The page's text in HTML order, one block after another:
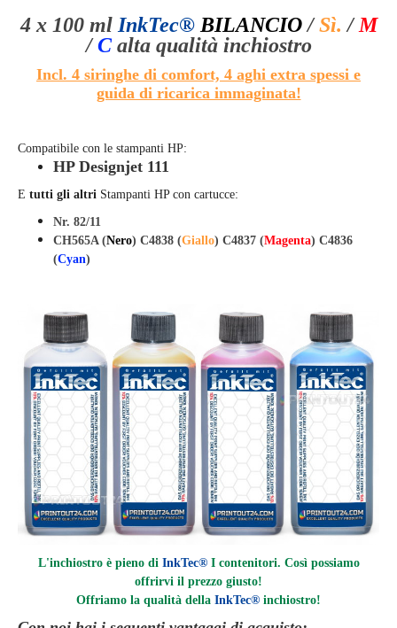
4 x 100 ml InkTec® BILANCIO/Sì. /M
/Calta qualità inchiostro
Incl. 4 siringhe di comfort, 4 aghi extra spessi e
guida di ricarica immaginata!
Compatibile con le stampanti HP:
HP Designjet 111
E tutti gli altri Stampanti HP con cartucce:
Nr. 82/11
CH565A (Nero) C4838 (Giallo) C4837 (Magenta) C4836
(Cyan)
L'inchiostro è pieno di InkTec® I contenitori. Così possiamo
offrirvi il prezzo giusto!
Offriamo la qualità della InkTec® inchiostro!